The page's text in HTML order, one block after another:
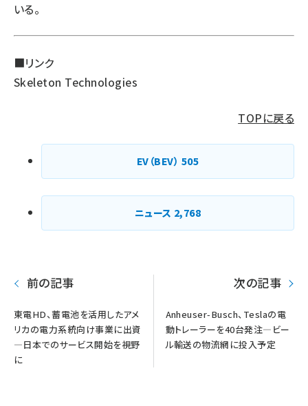
いる。
■リンク
Skeleton Technologies
TOPに戻る
EV（BEV） 505
ニュース 2,768
前の記事
東電HD、蓄電池を活用したアメ
リカの電力系統向け事業に出資
―日本でのサービス開始を視野
に
次の記事
Anheuser-Busch、Teslaの電
動トレーラーを40台発注―ビー
ル輸送の物流網に投入予定